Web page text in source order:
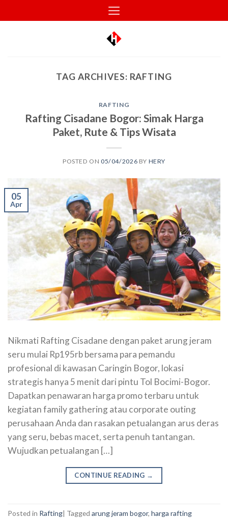
to
TAG ARCHIVES: RAFTING
RAFTING
Rafting Cisadane Bogor: Simak Harga
Paket, Rute & Tips Wisata
POSTED ON05/04/2026 BY HERY
05
Apr
Nikmati Rafting Cisadane dengan paket arung jeram
seru mulai Rp195rb bersama para pemandu
profesional di kawasan Caringin Bogor, lokasi
strategis hanya 5 menit dari pintu Tol Bocimi-Bogor.
Dapatkan penawaran harga promo terbaru untuk
kegiatan family gathering atau corporate outing
perusahaan Anda dan rasakan petualangan arus deras
yang seru, bebas macet, serta penuh tantangan.
Wujudkan petualangan […]
CONTINUE READING →
Posted in Rafting| Tagged arung jeram bogor, harga rafting